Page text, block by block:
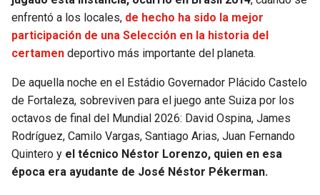
SAINTS
BUCCANEERS
enfrentó a los locales, de hecho ha sido la mejor
participación de una Selección en la historia del
certamen deportivo más importante del planeta.
De aquella noche en el Estádio Governador Plácido Castelo
de Fortaleza, sobreviven para el juego ante Suiza por los
octavos de final del Mundial 2026: David Ospina, James
Rodríguez, Camilo Vargas, Santiago Arias, Juan Fernando
Quintero y el técnico Néstor Lorenzo, quien en esa
época era ayudante de José Néstor Pékerman.